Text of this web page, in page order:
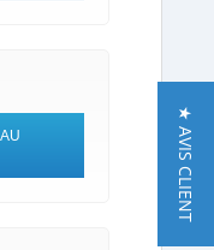
★ AVIS CLIENT